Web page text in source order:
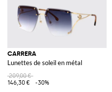
CARRERA
Lunettes de soleil en métal
209,00 €
146,30 €
-30%